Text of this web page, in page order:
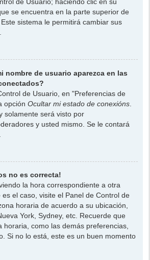
se encuentra en la parte superior de
sistema le permitirá cambiar sus
nombre de usuario aparezca en las
de Usuario, en "Preferencias de
opción Ocultar mi estado de conexións
solamente será visto por
y usted mismo. Se le contará
no es correcta!
la hora correspondiente a otra
el caso, visite el Panel de Control de
horaria de acuerdo a su ubicación,
York, Sydney, etc. Recuerde que
horaria, como las demás preferencias,
Si no lo está, este es un buen momento